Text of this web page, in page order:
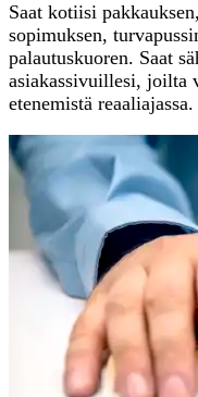
Saat kotiisi
sopimuksen,
palautuskuoren. Saat
asiakassivuillesi, joilta
etenemistä reaaliajassa.